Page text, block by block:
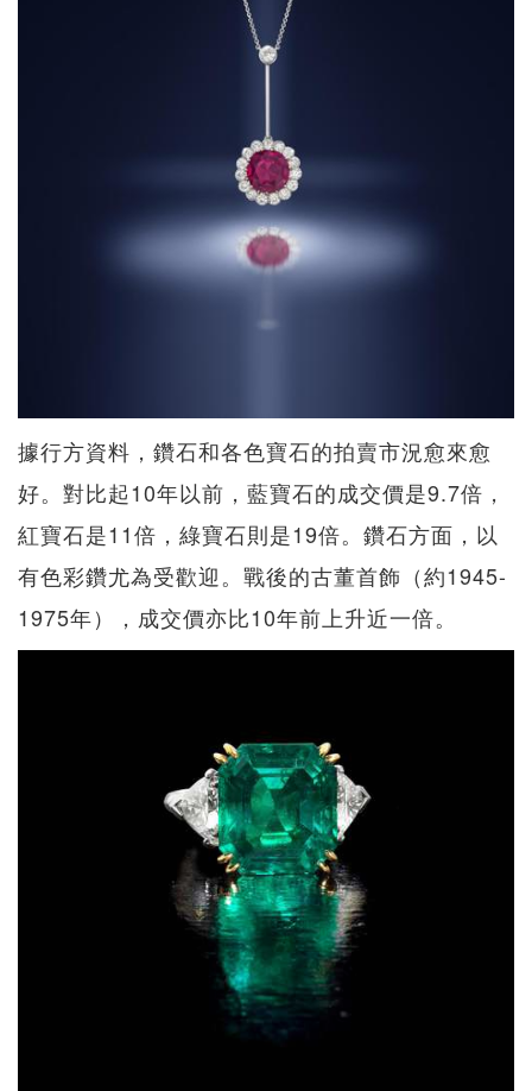
據行方資料，鑽石和各色寶石的拍賣市況愈來愈
好。對比起10年以前，藍寶石的成交價是9.7倍，
紅寶石是11倍，綠寶石則是19倍。鑽石方面，以
有色彩鑽尤為受歡迎。戰後的古董首飾（約1945-
1975年），成交價亦比10年前上升近一倍。